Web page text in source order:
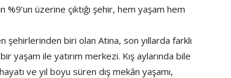
%9’un üzerine çıktığı şehir, hem yaşam hem
şehirlerinden biri olan Atina, son yıllarda farklı
yaşam ile yatırım merkezi. Kış aylarında bile
ve yıl boyu süren dış mekân yaşamı,